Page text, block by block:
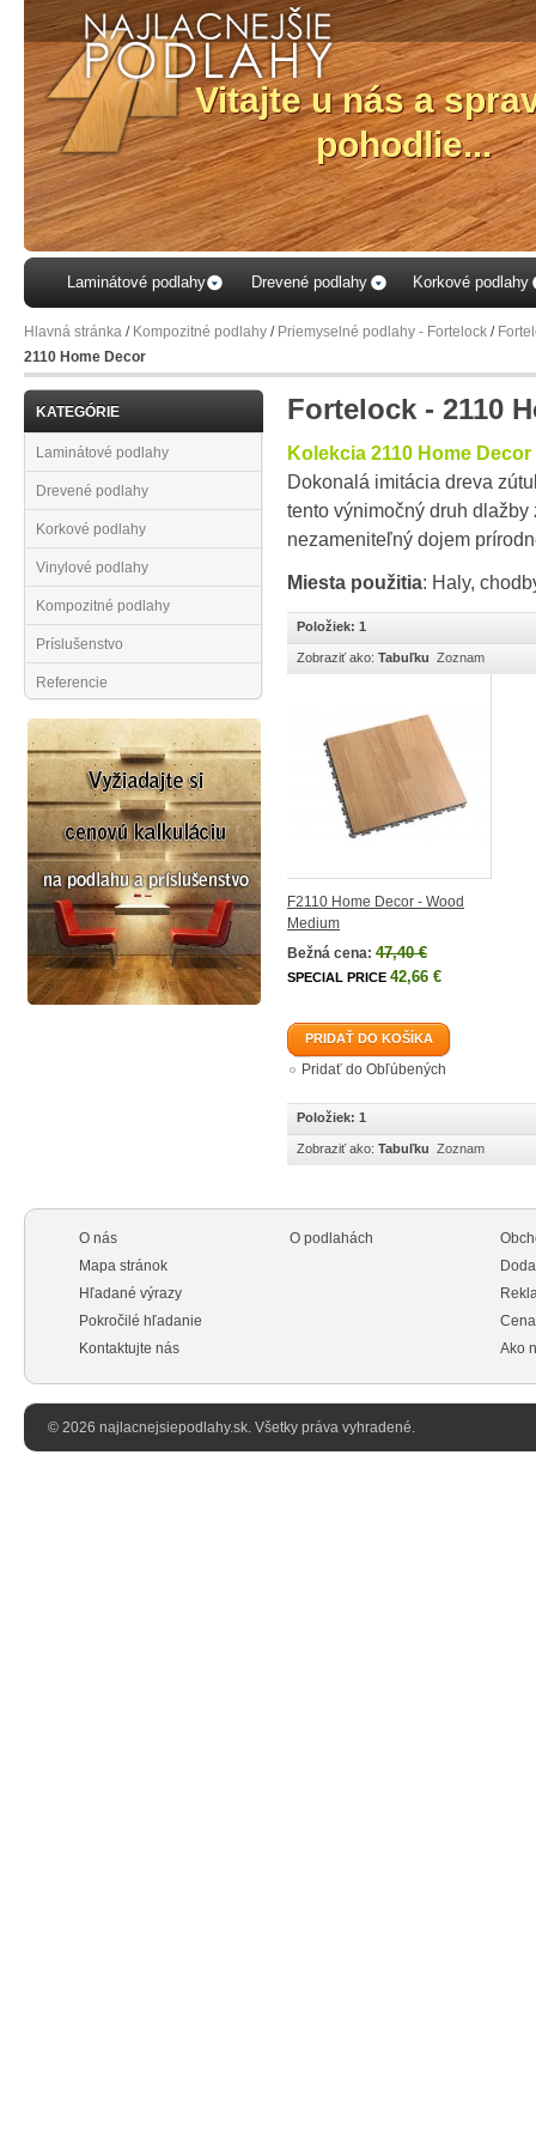
Laminátové podlahy Drevené podlahy Korkové podlahy
Hlavná stránka / Kompozitné podlahy / Priemyselné podlahy - Fortelock /
2110 Home Decor
KATEGÓRIE
Laminátové podlahy
Drevené podlahy
Korkové podlahy
Vinylové podlahy
Kompozitné podlahy
Príslušenstvo
Referencie
Fortelock - 2110
Kolekcia 2110 Home Decor
Dokonalá imitácia dreva
tento výnimočný druh
nezameniteľný dojem
Miesta použitia: Haly,
Položiek: 1
Zobraziť ako: Tabuľku Zoznam
F2110 Home Decor - Wood
Medium
Bežná cena: 47,40 €
SPECIAL PRICE 42,66 €
PRIDAŤ DO KOŠÍKA
Pridať do Obľúbených
Položiek: 1
Zobraziť ako: Tabuľku Zoznam
O nás
Mapa stránok
Hľadané výrazy
Pokročilé hľadanie
Kontaktujte nás
O podlahách
Ako
© 2026 najlacnejsiepodlahy.sk. Všetky práva vyhradené.
si